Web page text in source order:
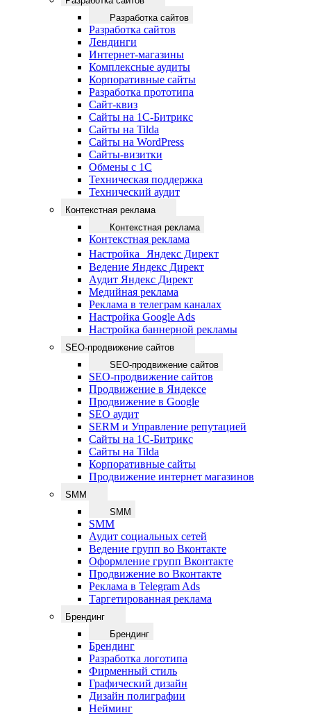
Разработка сайтов
Разработка сайтов
Лендинги
Интернет-магазины
Комплексные аудиты
Корпоративные сайты
Разработка прототипа
Сайт-квиз
Сайты на 1С-Битрикс
Сайты на Tilda
Сайты на WordPress
Сайты-визитки
Обмены с 1С
Техническая поддержка
Технический аудит
Контекстная реклама
Контекстная реклама
Контекстная реклама
Настройка Яндекс Директ
Ведение Яндекс Директ
Аудит Яндекс Директ
Медийная реклама
Реклама в телеграм каналах
Настройка Google Ads
Настройка баннерной рекламы
SEO-продвижение сайтов
SEO-продвижение сайтов
SEO-продвижение сайтов
Продвижение в Яндексе
Продвижение в Google
SEO аудит
SERM и Управление репутацией
Сайты на 1С-Битрикс
Сайты на Tilda
Корпоративные сайты
Продвижение интернет магазинов
SMM
SMM
SMM
Аудит социальных сетей
Ведение групп во Вконтакте
Оформление групп Вконтакте
Продвижение во Вконтакте
Реклама в Telegram Ads
Таргетированная реклама
Брендинг
Брендинг
Брендинг
Разработка логотипа
Фирменный стиль
Графический дизайн
Дизайн полиграфии
Нейминг